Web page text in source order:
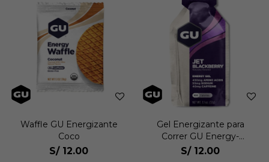
Waffle GU Energizante
Coco
S/ 12.00
Gel Energizante para
Correr GU Energy-
Zarzamora 10012
S/ 12.00